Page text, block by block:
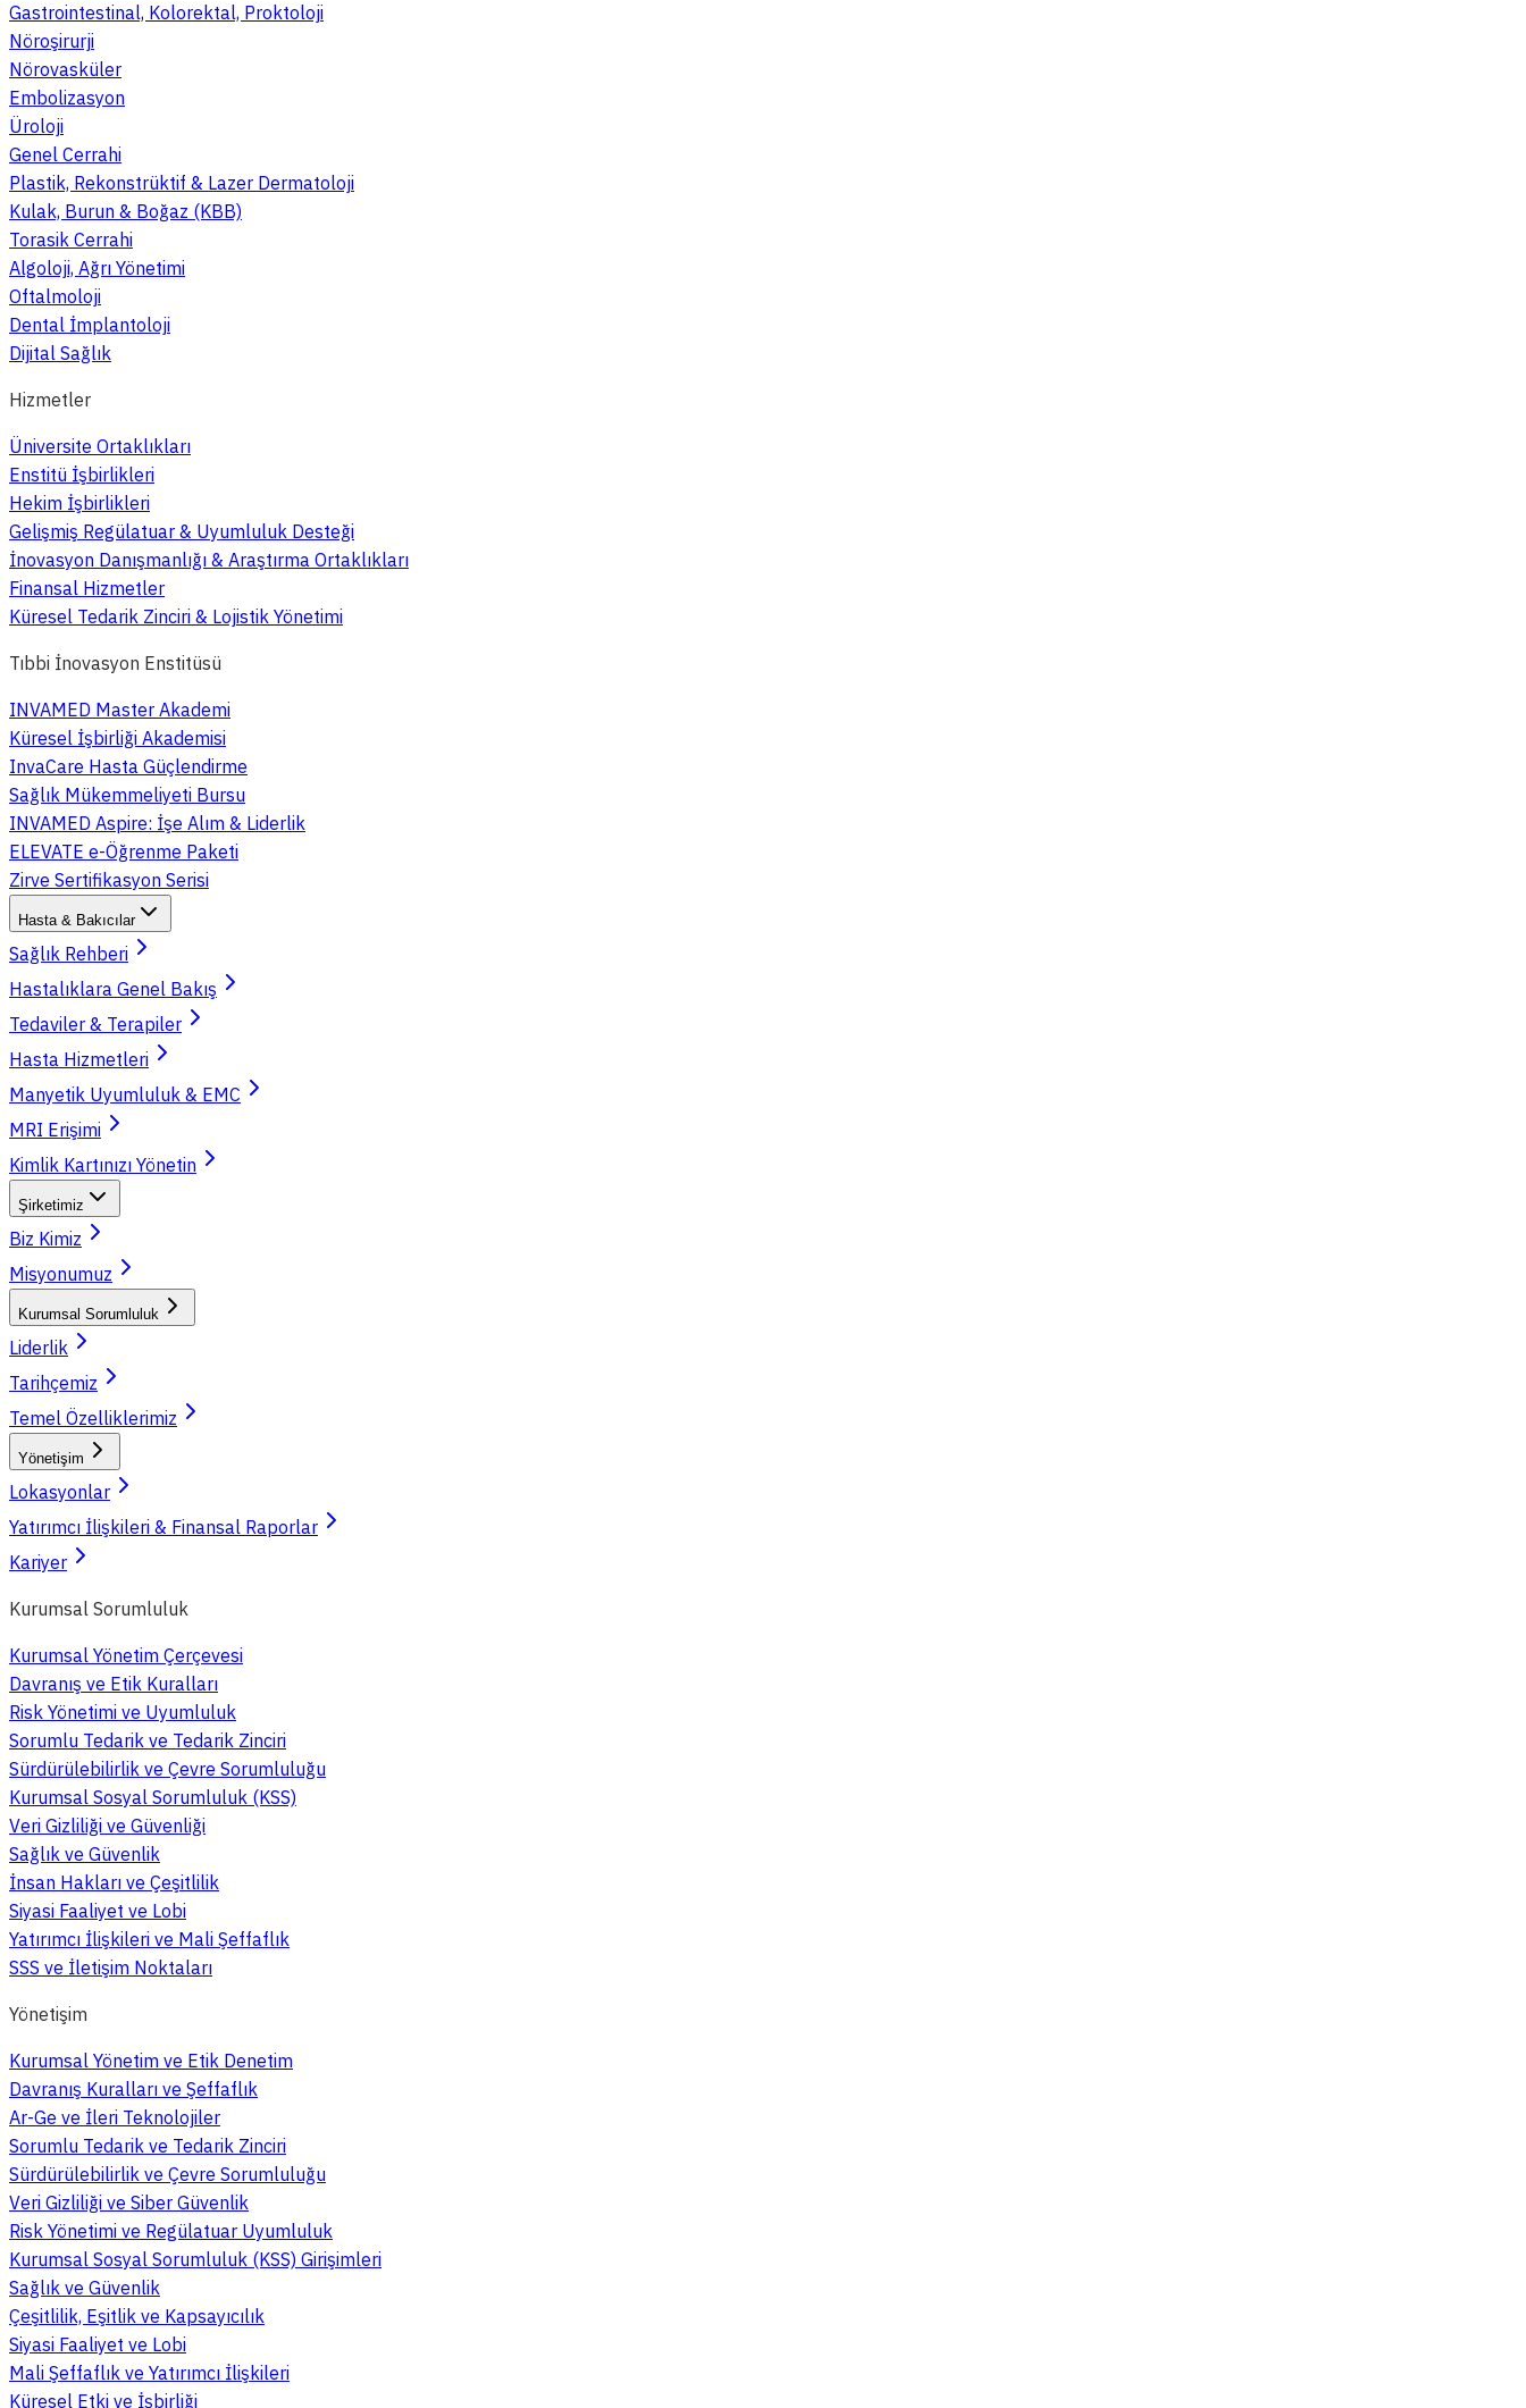
Gastrointestinal, Kolorektal, Proktoloji
Nöroşirurji
Nörovasküler
Embolizasyon
Üroloji
Genel Cerrahi
Plastik, Rekonstrüktif & Lazer Dermatoloji
Kulak, Burun & Boğaz (KBB)
Torasik Cerrahi
Algoloji, Ağrı Yönetimi
Oftalmoloji
Dental İmplantoloji
Dijital Sağlık
Hizmetler
Üniversite Ortaklıkları
Enstitü İşbirlikleri
Hekim İşbirlikleri
Gelişmiş Regülatuar & Uyumluluk Desteği
İnovasyon Danışmanlığı & Araştırma Ortaklıkları
Finansal Hizmetler
Küresel Tedarik Zinciri & Lojistik Yönetimi
Tıbbi İnovasyon Enstitüsü
INVAMED Master Akademi
Küresel İşbirliği Akademisi
InvaCare Hasta Güçlendirme
Sağlık Mükemmeliyeti Bursu
INVAMED Aspire: İşe Alım & Liderlik
ELEVATE e-Öğrenme Paketi
Zirve Sertifikasyon Serisi
Hasta & Bakıcılar
Sağlık Rehberi
Hastalıklara Genel Bakış
Tedaviler & Terapiler
Hasta Hizmetleri
Manyetik Uyumluluk & EMC
MRI Erişimi
Kimlik Kartınızı Yönetin
Şirketimiz
Biz Kimiz
Misyonumuz
Kurumsal Sorumluluk
Liderlik
Tarihçemiz
Temel Özelliklerimiz
Yönetişim
Lokasyonlar
Yatırımcı İlişkileri & Finansal Raporlar
Kariyer
Kurumsal Sorumluluk
Kurumsal Yönetim Çerçevesi
Davranış ve Etik Kuralları
Risk Yönetimi ve Uyumluluk
Sorumlu Tedarik ve Tedarik Zinciri
Sürdürülebilirlik ve Çevre Sorumluluğu
Kurumsal Sosyal Sorumluluk (KSS)
Veri Gizliliği ve Güvenliği
Sağlık ve Güvenlik
İnsan Hakları ve Çeşitlilik
Siyasi Faaliyet ve Lobi
Yatırımcı İlişkileri ve Mali Şeffaflık
SSS ve İletişim Noktaları
Yönetişim
Kurumsal Yönetim ve Etik Denetim
Davranış Kuralları ve Şeffaflık
Ar-Ge ve İleri Teknolojiler
Sorumlu Tedarik ve Tedarik Zinciri
Sürdürülebilirlik ve Çevre Sorumluluğu
Veri Gizliliği ve Siber Güvenlik
Risk Yönetimi ve Regülatuar Uyumluluk
Kurumsal Sosyal Sorumluluk (KSS) Girişimleri
Sağlık ve Güvenlik
Çeşitlilik, Eşitlik ve Kapsayıcılık
Siyasi Faaliyet ve Lobi
Mali Şeffaflık ve Yatırımcı İlişkileri
Küresel Etki ve İşbirliği